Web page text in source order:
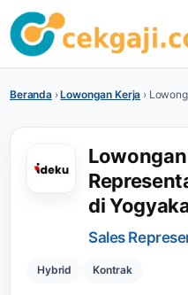
Beranda›Lowongan Kerja ›
di
Sales
Hybrid Kontrak